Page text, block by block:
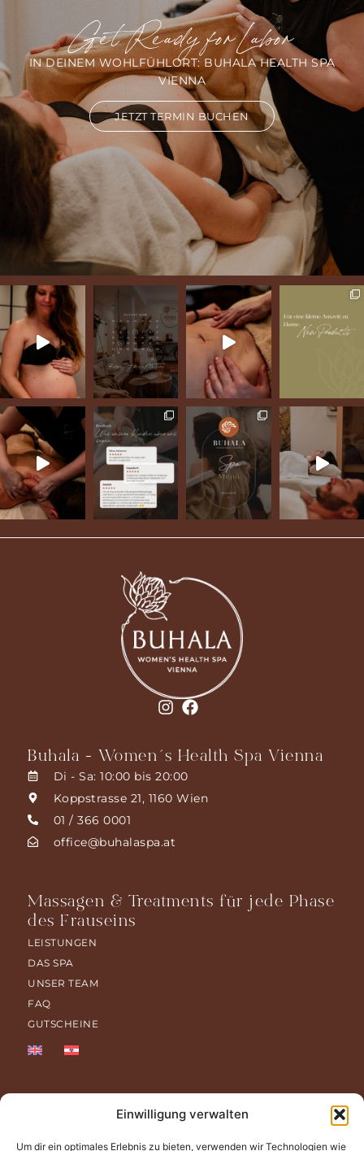
Einwilligung verwalten
Um dir ein optimales Erlebnis zu bieten, verwenden wir Technologien wie
Get Ready for Labor
IN DEINEM WOHLFÜHLORT: BUHALA HEALTH SPA
VIENNA
JETZT TERMIN BUCHEN
Buhala - Women´s Health Spa Vienna
Di - Sa: 10:00 bis 20:00
Koppstrasse 21, 1160 Wien
01 / 366 0001
office@buhalaspa.at
Massagen & Treatments für jede Phase
des Frauseins
LEISTUNGEN
DAS SPA
UNSER TEAM
FAQ
GUTSCHEINE